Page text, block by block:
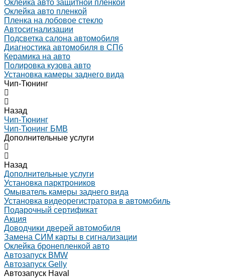
Оклейка авто защитной пленкой
Оклейка авто пленкой
Пленка на лобовое стекло
Автосигнализации
Подсветка салона автомобиля
Диагностика автомобиля в СПб
Керамика на авто
Полировка кузова авто
Установка камеры заднего вида
Чип-Тюнинг
Назад
Чип-Тюнинг
Чип-Тюнинг БМВ
Дополнительные услуги
Назад
Дополнительные услуги
Установка парктроников
Омыватель камеры заднего вида
Установка видеорегистратора в автомобиль
Подарочный сертификат
Акция
Доводчики дверей автомобиля
Замена СИМ карты в сигнализации
Оклейка бронепленкой авто
Автозапуск BMW
Автозапуск Gelly
Автозапуск Haval